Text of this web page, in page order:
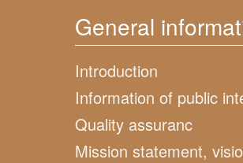
General
Introduction
Information of public
Quality assuranc
Mission statement,